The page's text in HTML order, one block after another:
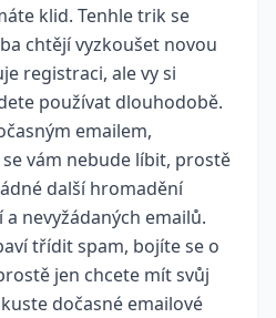
klid. Tenhle trik se
chtějí vyzkoušet novou
registraci, ale vy si
používat dlouhodobě.
emailem,
vám nebude líbit, prostě
další hromadění
nevyžádaných emailů.
třídit spam, bojíte se o
jen chcete mít svůj
dočasné emailové